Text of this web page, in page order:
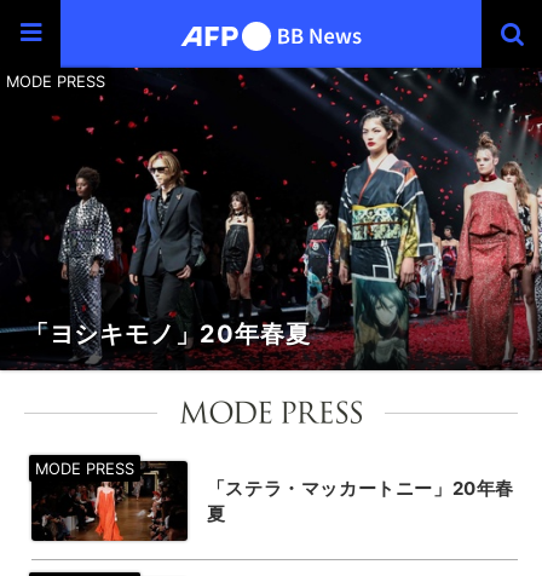
「ヨシキモノ」20年春夏
「ステラ・マッカートニー」20年春
夏